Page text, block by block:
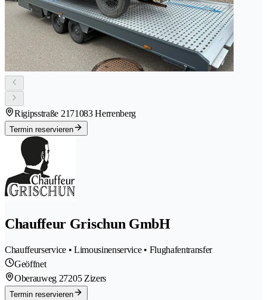
Rigipsstraße 2171083 Herrenberg
Termin reservieren
Chauffeur Grischun GmbH
Chauffeurservice • Limousinenservice • Flughafentransfer
Geöffnet
Oberauweg 27205 Zizers
Termin reservieren